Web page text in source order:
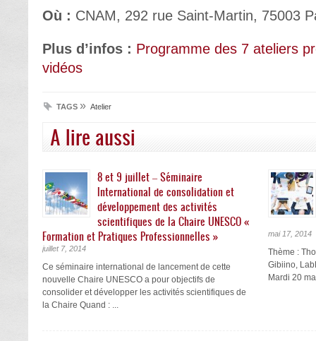
Où : CNAM, 292 rue Saint-Martin, 75003
Plus d’infos : Programme des 7 ateliers
vidéos
TAGS » Atelier
A lire aussi
8 et 9 juillet – Séminaire
International de consolidation et
développement des activités
scientifiques de la Chaire UNESCO «
Formation et Pratiques Professionnelles »
juillet 7, 2014
Ce séminaire international de lancement de cette
nouvelle Chaire UNESCO a pour objectifs de
consolider et développer les activités scientifiques de
la Chaire Quand : ...
mai 17, 2014
Thème :
Gibiino,
Mardi 20